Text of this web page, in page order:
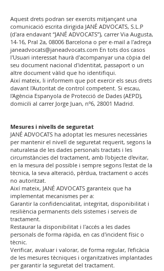
Aquest drets podran ser exercits mitjançant una
comunicació escrita dirigida JANÉ ADVOCATS, S.L.P
(d'ara endavant ‘‘JANÉ ADVOCATS’’), carrer Via Augusta,
14-16, Pral 2a, 08006 Barcelona o per e-mail a l'adreça
janeadvocats@janeadvocats.com En tots dos casos
l'Usuari interessat haurà d'acompanyar una còpia del
seu document nacional d'identitat, passaport o un
altre document vàlid que ho identifiqui.
Així mateix, li informem que pot exercir els seus drets
davant l'Autoritat de control competent. Si escau,
l'Agència Espanyola de Protecció de Dades (AEPD),
domicili al carrer Jorge Juan, nº6, 28001 Madrid.
Mesures i nivells de seguretat
JANÉ ADVOCATS ha adoptat les mesures necessàries
per mantenir el nivell de seguretat requerit, segons la
naturalesa de les dades personals tractats i les
circumstàncies del tractament, amb l'objecte d'evitar,
en la mesura del possible i sempre segons l'estat de la
tècnica, la seva alteració, pèrdua, tractament o accés
no autoritzat.
Així mateix, JANÉ ADVOCATS garanteix que ha
implementat mecanismes per a:
Garantir la confidencialitat, integritat, disponibilitat i
resiliència permanents dels sistemes i serveis de
tractament.
Restaurar la disponibilitat i l'accés a les dades
personals de forma ràpida, en cas d'incident físic o
tècnic.
Verificar, avaluar i valorar, de forma regular, l'eficàcia
de les mesures tècniques i organitzatives implantades
per garantir la seguretat del tractament.